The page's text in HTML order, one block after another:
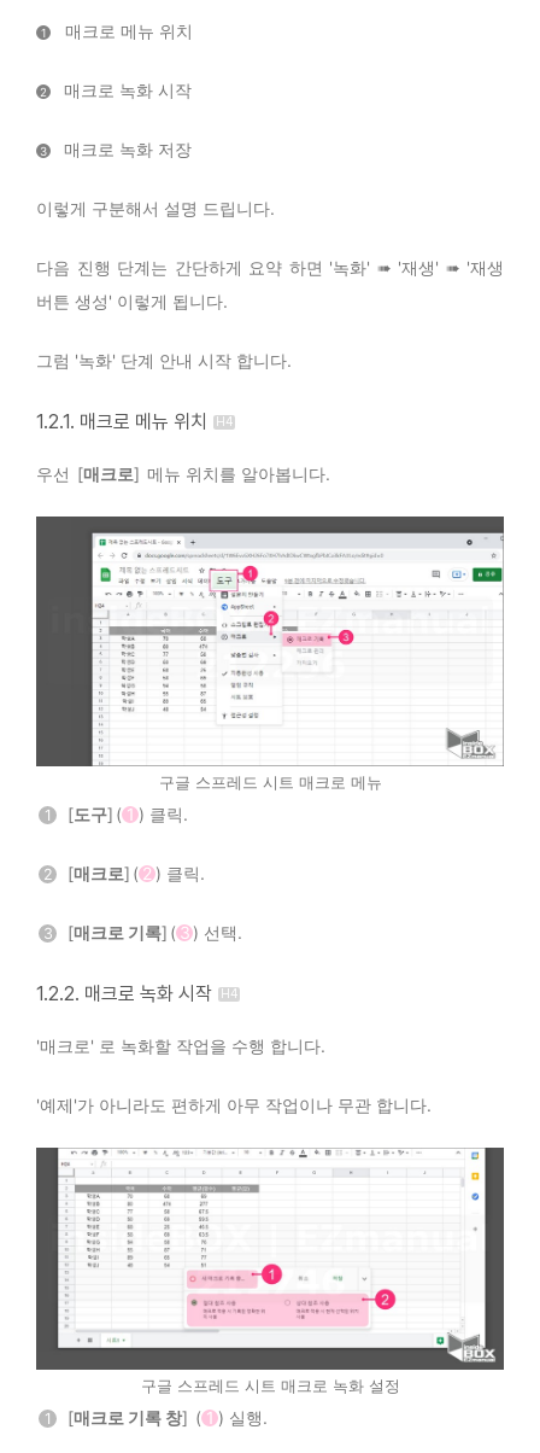
1 매크로 메뉴 위치
2 매크로 녹화 시작
3 매크로 녹화 저장
이렇게 구분해서 설명 드립니다.
다음 진행 단계는 간단하게 요약 하면 '녹화' ➠ '재생' ➠ '재생
버튼 생성' 이렇게 됩니다.
그럼 '녹화' 단계 안내 시작 합니다.
1.2.1. 매크로 메뉴 위치
우선 [매크로] 메뉴 위치를 알아봅니다.
구글 스프레드 시트 매크로 메뉴
1 [도구] ( 1 ) 클릭.
2 [매크로] ( 2 ) 클릭.
3 [매크로 기록] ( 3 ) 선택.
1.2.2. 매크로 녹화 시작
'매크로' 로 녹화할 작업을 수행 합니다.
'예제'가 아니라도 편하게 아무 작업이나 무관 합니다.
구글 스프레드 시트 매크로 녹화 설정
1 [매크로 기록 창] ( 1 ) 실행.